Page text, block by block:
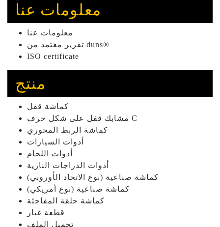
معلومات عنا
معلومات عنا
تقرير معتمد من duns®
ISO certificate
منتج
كماشة قفل
مشابك قفل على شكل حرف C
كماشة الربط المحوري
أدوات السيارات
أدوات اللحام
أدوات الدراجات النارية
كماشة صناعية (نوع الاتحاد الأوروبي)
كماشة صناعية (نوع أمريكي)
كماشة حلقة المفاجئة
قطعة غيار
تحميل الملف